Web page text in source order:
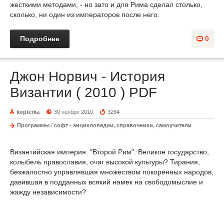
жесткими методами, - но зато и для Рима сделал столько,
сколько, ни один из императоров после него.
0
Подробнее
Джон Норвич - История
Византии ( 2010 ) PDF
kopterka 30 ноября 2010 3264
Программы / софт - энциклопедии, справочники, самоучители
Византийская империя. "Второй Рим". Великое государство,
колыбель православия, очаг высокой культуры? Тирания,
безжалостно управлявшая множеством покоренных народов,
давившая в подданных всякий намек на свободомыслие и
жажду независимости?